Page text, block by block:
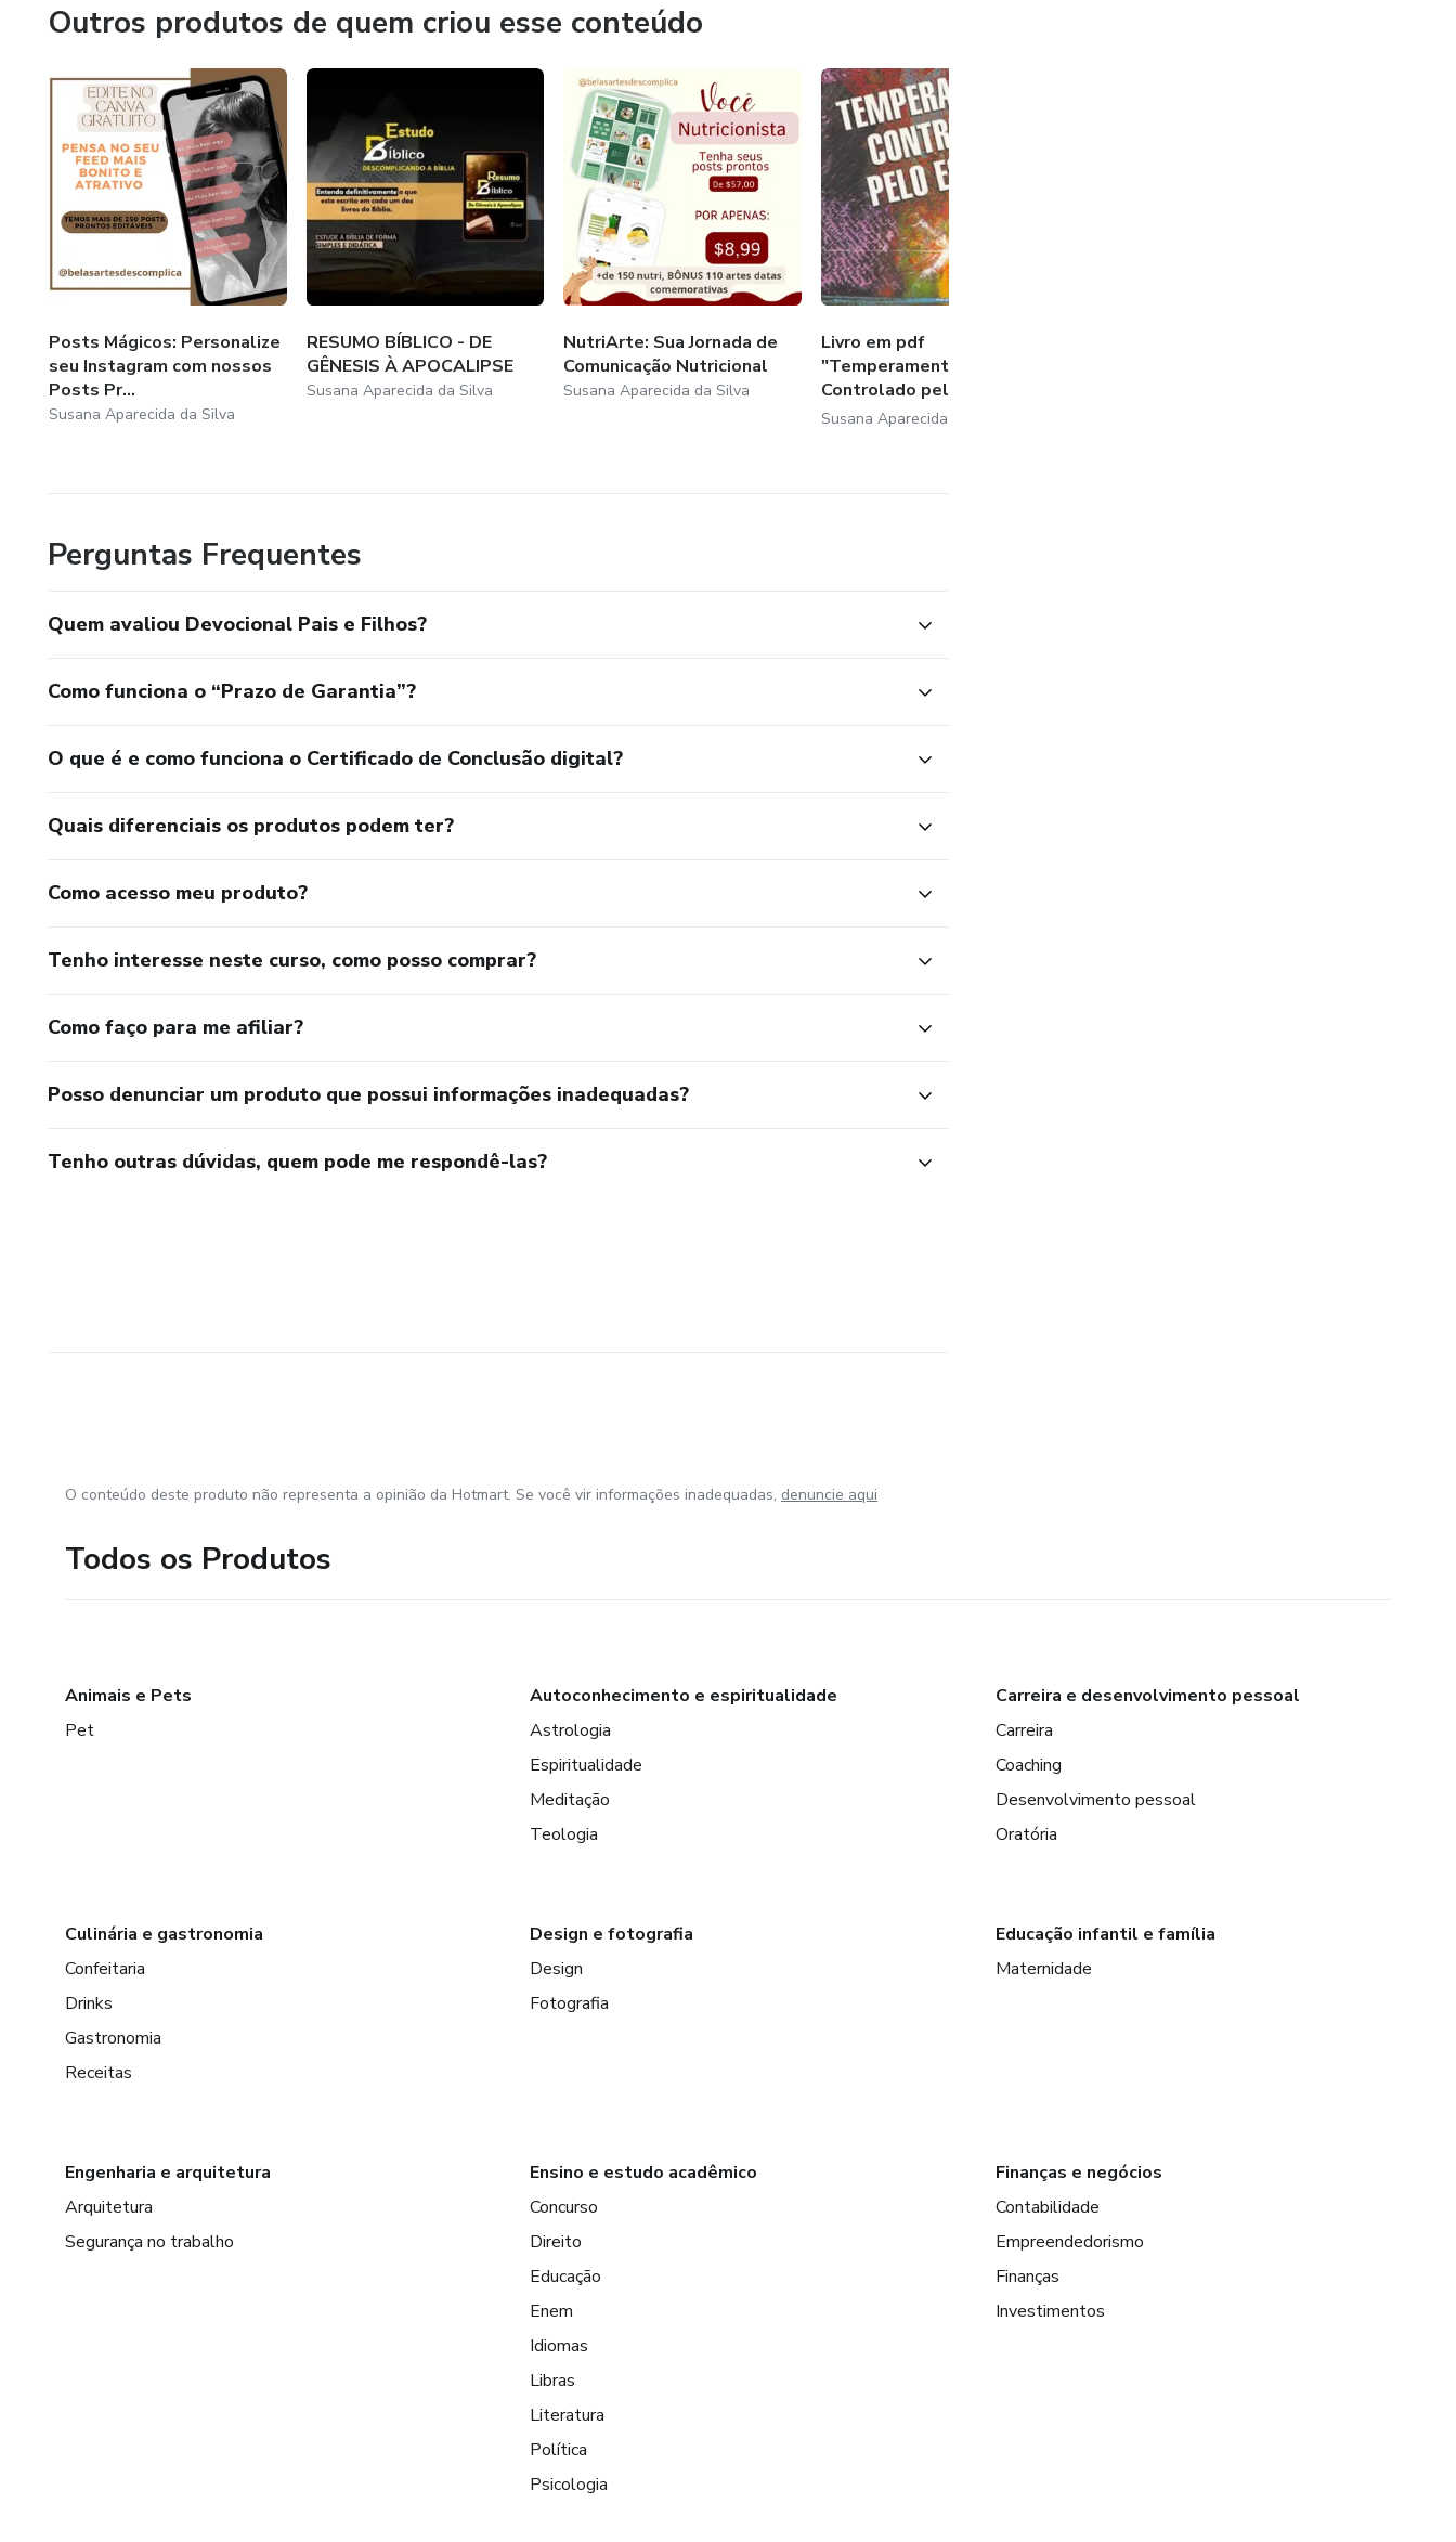
Outros produtos de quem criou esse conteúdo
Posts Mágicos: Personalize
seu Instagram com nossos
Posts Pr...
Susana Aparecida da Silva
RESUMO BÍBLICO - DE
GÊNESIS À APOCALIPSE
Susana Aparecida da Silva
NutriArte: Sua Jornada de
Comunicação Nutricional
Susana Aparecida da Silva
Livro em pdf
"Temperamento
Controlado pelo Espírito
Santo"
Susana Aparecida da Silva
Perguntas Frequentes
Quem avaliou Devocional Pais e Filhos?
Como funciona o “Prazo de Garantia”?
O que é e como funciona o Certificado de Conclusão digital?
Quais diferenciais os produtos podem ter?
Como acesso meu produto?
Tenho interesse neste curso, como posso comprar?
Como faço para me afiliar?
Posso denunciar um produto que possui informações inadequadas?
Tenho outras dúvidas, quem pode me respondê-las?
O conteúdo deste produto não representa a opinião da Hotmart. Se você vir informações inadequadas, denuncie aqui
Todos os Produtos
Animais e Pets
Pet
Autoconhecimento e espiritualidade
Astrologia
Espiritualidade
Meditação
Teologia
Carreira e desenvolvimento pessoal
Carreira
Coaching
Desenvolvimento pessoal
Oratória
Culinária e gastronomia
Confeitaria
Drinks
Gastronomia
Receitas
Design e fotografia
Design
Fotografia
Educação infantil e família
Maternidade
Engenharia e arquitetura
Arquitetura
Segurança no trabalho
Ensino e estudo acadêmico
Concurso
Direito
Educação
Enem
Idiomas
Libras
Literatura
Política
Psicologia
Finanças e negócios
Contabilidade
Empreendedorismo
Finanças
Investimentos